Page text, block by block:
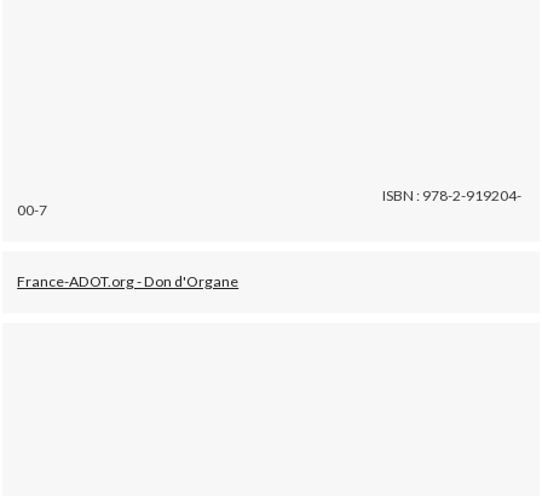
ISBN : 978-2-919204-
00-7
France-ADOT.org - Don d'Organe